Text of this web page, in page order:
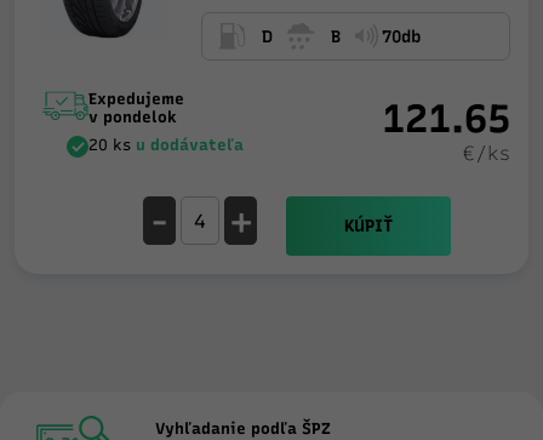
D B 70db
Expedujeme
v pondelok
20 ks u dodávateľa
121.65
€/ks
- + KÚPIŤ
Vyhľadanie podľa ŠPZ